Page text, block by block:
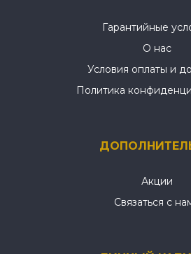
Гарантийные
О нас
Условия оплаты и
Политика
Акции
Связаться с